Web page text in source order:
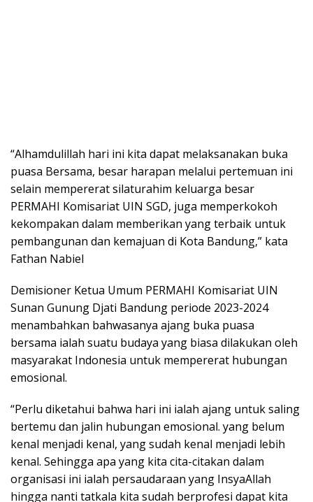
“Alhamdulillah hari ini kita dapat melaksanakan buka
puasa Bersama, besar harapan melalui pertemuan ini
selain mempererat silaturahim keluarga besar
PERMAHI Komisariat UIN SGD, juga memperkokoh
kekompakan dalam memberikan yang terbaik untuk
pembangunan dan kemajuan di Kota Bandung,” kata
Fathan Nabiel
Demisioner Ketua Umum PERMAHI Komisariat UIN
Sunan Gunung Djati Bandung periode 2023-2024
menambahkan bahwasanya ajang buka puasa
bersama ialah suatu budaya yang biasa dilakukan oleh
masyarakat Indonesia untuk mempererat hubungan
emosional.
“Perlu diketahui bahwa hari ini ialah ajang untuk saling
bertemu dan jalin hubungan emosional. yang belum
kenal menjadi kenal, yang sudah kenal menjadi lebih
kenal. Sehingga apa yang kita cita-citakan dalam
organisasi ini ialah persaudaraan yang InsyaAllah
hingga nanti tatkala kita sudah berprofesi dapat kita